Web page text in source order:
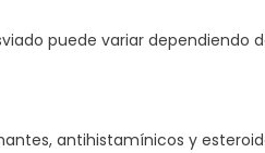
puede variar dependiendo
antihistamínicos y